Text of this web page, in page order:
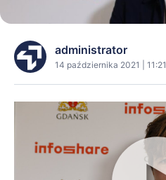
administrator
14 października 2021 | 11:21